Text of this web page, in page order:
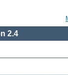
2.4